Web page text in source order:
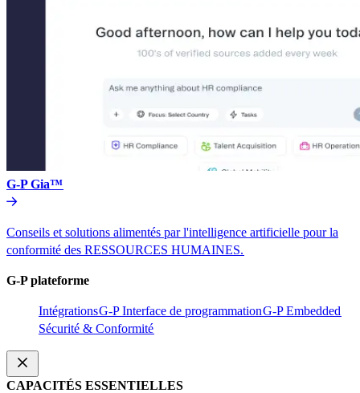
G-P Gia™​​
Conseils et solutions alimentés par l'intelligence artificielle pour la
conformité des RESSOURCES HUMAINES.​​
G-P plateforme​​
Intégrations​​G-P Interface de programmation​​G-P Embedded​​
Sécurité & Conformité​​
CAPACITÉS ESSENTIELLES​​